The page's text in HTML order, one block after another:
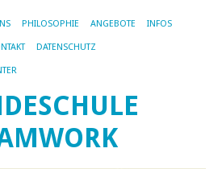
PHILOSOPHIE ANGEBOTE INFOS
DATENSCHUTZ